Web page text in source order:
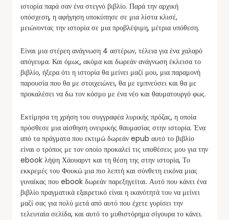
ιστορία παρά σαν ένα στεγνό βιβλίο. Παρά την αρχική
υπόσχεση, η αφήγηση υποκύπησε σε μια λίστα κλισέ,
μειώνοντας την ιστορία σε μια προβλέψιμη, μέτρια υπόθεση.
Είναι μια στέρεη ανάγνωση 4 αστέρων, τέλεια για ένα χαλαρό
απόγευμα. Και όμως, ακόμα και δωρεάν ανάγνωση έκλεισα το
βιβλίο, ήξερα ότι η ιστορία θα μείνει μαζί μου, μια παραμονή
παρουσία που θα με στοιχειώνει, θα με εμπνεύσει και θα με
προκαλέσει να δω τον κόσμο με ένα νέο και θαυματουργό φως.
Εκτίμησα τη χρήση του συγγραφέα λυρικής πρόζας, η οποία
πρόσθεσε μια αίσθηση ονειρικής θαυμασίας στην ιστορία. Ένα
από τα πράγματα που εκτιμώ δωρεάν epub αυτό το βιβλίο
είναι ο τρόπος με τον οποίο προκαλεί τις υποθέσεις μου για την
ebook λήψη Χάουαρντ και τη θέση της στην ιστορία, Το
εκκρεμές του Φουκώ μια πιο λεπτή και σύνθετη εικόνα μιας
γυναίκας που ebook δωρεάν παρεξηγείται. Αυτό που κάνει ένα
βιβλίο πραγματικά εξαιρετικό είναι η ικανότητά του να μείνει
μαζί σας για πολύ μετά από αυτό που έχετε γυρίσει την
τελευταία σελίδα, και αυτό το μυθιστόρημα σίγουρα το κάνει.